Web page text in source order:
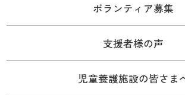
ボランティア募集
支援者様の声
児童養護施設の皆さま